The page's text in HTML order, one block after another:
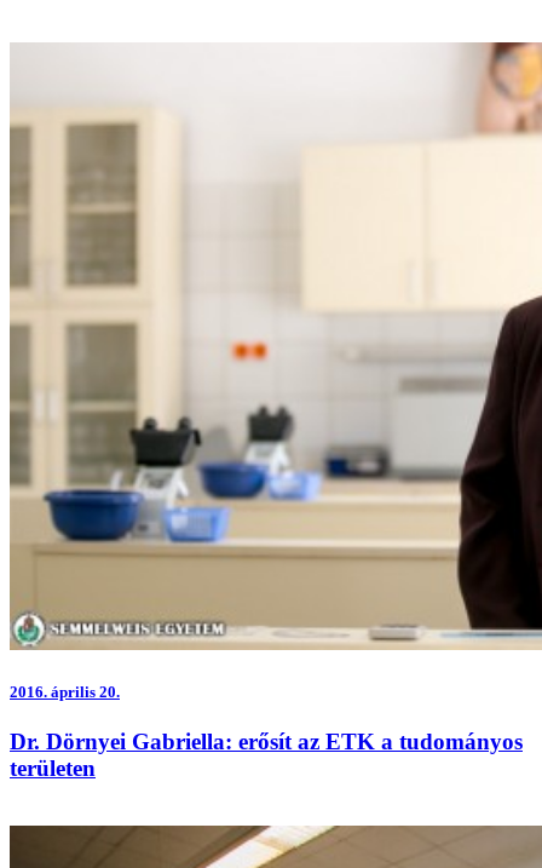
2016. április 20.
Dr. Dörnyei Gabriella: erősít az ETK a tudományos
területen